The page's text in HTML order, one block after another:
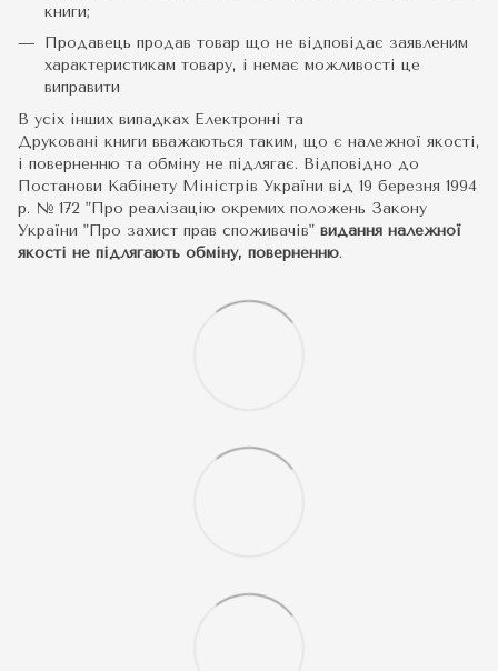
книги;
Продавець продав товар що не відповідає заявленим
характеристикам товару, і немає можливості це
виправити
В усіх інших випадках Електронні та
Друковані книги вважаються таким, що є належної якості,
і поверненню та обміну не підлягає. Відповідно до
Постанови Кабінету Міністрів України від 19 березня 1994
р. № 172 "Про реалізацію окремих положень Закону
України "Про захист прав споживачів" видання належної
якості не підлягають обміну, поверненню.